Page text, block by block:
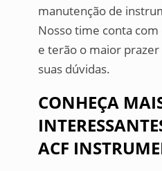
manutenção de
Nosso time conta
e terão o maior
suas dúvidas.
CONHEÇA
ACF